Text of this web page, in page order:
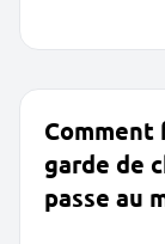
garde de
passe au